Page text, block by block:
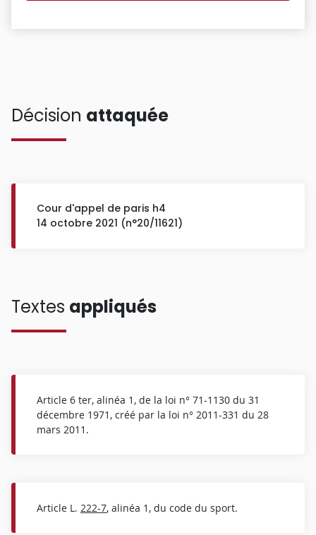
Décision attaquée
Cour d'appel de paris h4
14 octobre 2021 (n°20/11621)
Textes appliqués
Article 6 ter, alinéa 1, de la loi n° 71-1130 du 31
décembre 1971, créé par la loi n° 2011-331 du 28
mars 2011.
Article L. 222-7, alinéa 1, du code du sport.